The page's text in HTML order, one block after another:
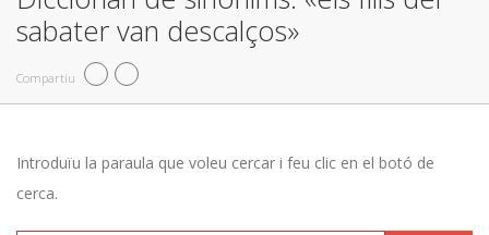
sabater van descalços»
Compartiu
Introduïu la paraula que voleu cercar i feu clic en el botó de
cerca.